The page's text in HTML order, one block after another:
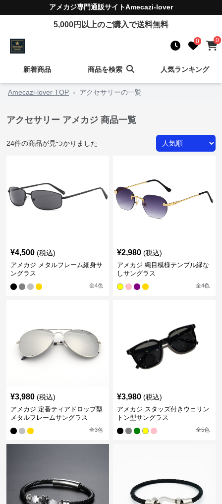
アメカジ専門通販サイトAmecazi-lover
5,000円以上のご購入で送料無料
0 0
新着商品 商品を検索 人気ランキング
Amecazi-lover TOP › アクセサリーの一覧
アクセサリー アメカジ 商品一覧
24件の商品が見つかりました
¥4,500 (税込)
アメカジ メタルフレーム細身サ
ングラス
全4色
¥2,980 (税込)
アメカジ 縄目模様テンプル縁な
しサングラス
全4色
¥3,980 (税込)
アメカジ 定番ティアドロップ型
メタルフレームサングラス
全3色
¥3,980 (税込)
アメカジ スタッズ付きウェリン
トン型サングラス
全5色